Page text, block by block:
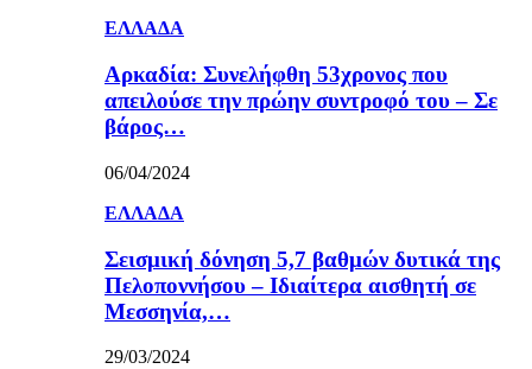
ΕΛΛΑΔΑ
Αρκαδία: Συνελήφθη 53χρονος που
απειλούσε την πρώην συντροφό του – Σε
βάρος…
06/04/2024
ΕΛΛΑΔΑ
Σεισμική δόνηση 5,7 βαθμών δυτικά της
Πελοποννήσου – Ιδιαίτερα αισθητή σε
Μεσσηνία,…
29/03/2024